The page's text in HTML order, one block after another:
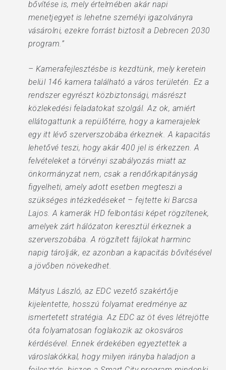
bővítése is, mely értelmében akár napi
menetjegyet is lehetne személyi igazolványra
vásárolni, ezekre forrást biztosít a Debrecen 2030
program.”
– Kamerafejlesztésbe is kezdtünk, mely keretein
belül 146 kamera található a város területén. Ez a
rendszer egyrészt közbiztonsági, másrészt
közlekedési feladatokat szolgál. Az ok, amiért
ellátogattunk a repülőtérre, hogy a kamerajelek
egy itt lévő szerverszobába érkeznek. A kapacitás
lehetővé teszi, hogy akár 400 jel is érkezzen. A
felvételeket a törvényi szabályozás miatt az
önkormányzat nem, csak a rendőrkapitányság
figyelheti, amely adott esetben megteszi a
szükséges intézkedéseket – fejtette ki Barcsa
Lajos. A kamerák HD felbontási képet rögzítenek,
amelyek zárt hálózaton keresztül érkeznek a
szerverszobába. A rögzített fájlokat harminc
napig tárolják, ez azonban a kapacitás bővítésével
a jövőben növekedhet.
Mátyus László, az EDC vezető szakértője
kijelentette, hosszú folyamat eredménye az
ismertetett stratégia. Az EDC az öt éves létrejötte
óta folyamatosan foglakozik az okosváros
kérdésével. Ennek érdekében egyeztettek a
városlakókkal, hogy milyen irányba haladjon a